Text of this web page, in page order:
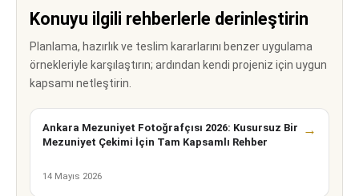
Konuyu ilgili rehberlerle derinleştirin
Planlama, hazırlık ve teslim kararlarını benzer uygulama
örnekleriyle karşılaştırın; ardından kendi projeniz için uygun
kapsamı netleştirin.
Ankara Mezuniyet Fotoğrafçısı 2026: Kusursuz Bir
Mezuniyet Çekimi İçin Tam Kapsamlı Rehber
14 Mayıs 2026
→